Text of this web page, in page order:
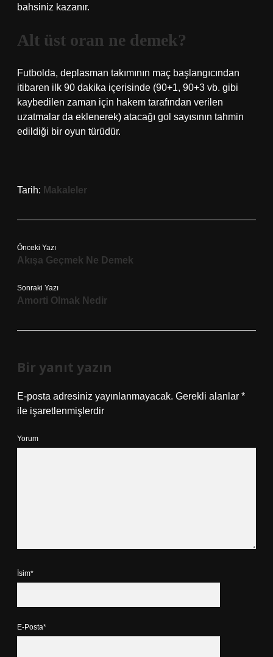
bahsiniz kazanır.
Alt üst oran ne demek?
Futbolda, deplasman takımının maç başlangıcından
itibaren ilk 90 dakika içerisinde (90+1, 90+3 vb. gibi
kaybedilen zaman için hakem tarafından verilen
uzatmalar da eklenerek) atacağı gol sayısının tahmin
edildiği bir oyun türüdür.
Tarih: Makaleler
Önceki Yazı
Akışa Geçmek Ne Demek
Sonraki Yazı
Amorti Olmak Nedir
Bir yanıt yazın
E-posta adresiniz yayınlanmayacak. Gerekli alanlar *
ile işaretlenmişlerdir
Yorum
İsim*
E-Posta*